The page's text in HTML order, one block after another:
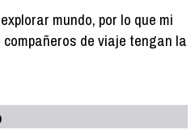
mundo, por lo que mi
de viaje tengan la